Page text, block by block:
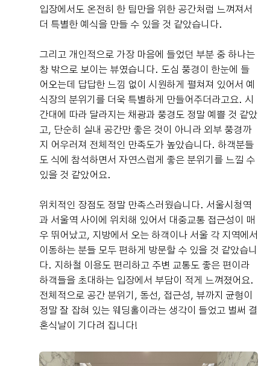
입장에서도 온전히 한 팀만을 위한 공간처럼 느껴져서
더 특별한 예식을 만들 수 있을 것 같았습니다.
그리고 개인적으로 가장 마음에 들었던 부분 중 하나는
창 밖으로 보이는 뷰였습니다. 도심 풍경이 한눈에 들
어오는데 답답한 느낌 없이 시원하게 펼쳐져 있어서 예
식장의 분위기를 더욱 특별하게 만들어주더라고요. 시
간대에 따라 달라지는 채광과 풍경도 정말 예쁠 것 같았
고, 단순히 실내 공간만 좋은 것이 아니라 외부 풍경까
지 어우러져 전체적인 만족도가 높았습니다. 하객분들
도 식에 참석하면서 자연스럽게 좋은 분위기를 느낄 수
있을 것 같았어요.
위치적인 장점도 정말 만족스러웠습니다. 서울시청역
과 서울역 사이에 위치해 있어서 대중교통 접근성이 매
우 뛰어났고, 지방에서 오는 하객이나 서울 각 지역에서
이동하는 분들 모두 편하게 방문할 수 있을 것 같았습니
다. 지하철 이용도 편리하고 주변 교통도 좋은 편이라
하객들을 초대하는 입장에서 부담이 적게 느껴졌어요.
전체적으로 공간 분위기, 동선, 접근성, 뷰까지 균형이
정말 잘 잡혀 있는 웨딩홀이라는 생각이 들었고 벌써 결
혼식날이 기다려 집니다!